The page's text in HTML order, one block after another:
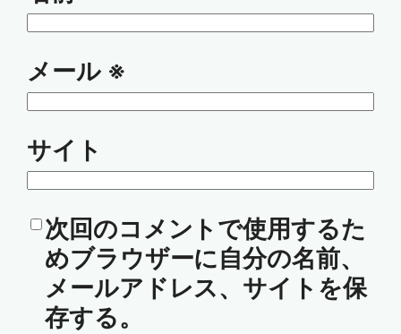
メール ※
サイト
次回のコメントで使用するた
めブラウザーに自分の名前、
メールアドレス、サイトを保
存する。